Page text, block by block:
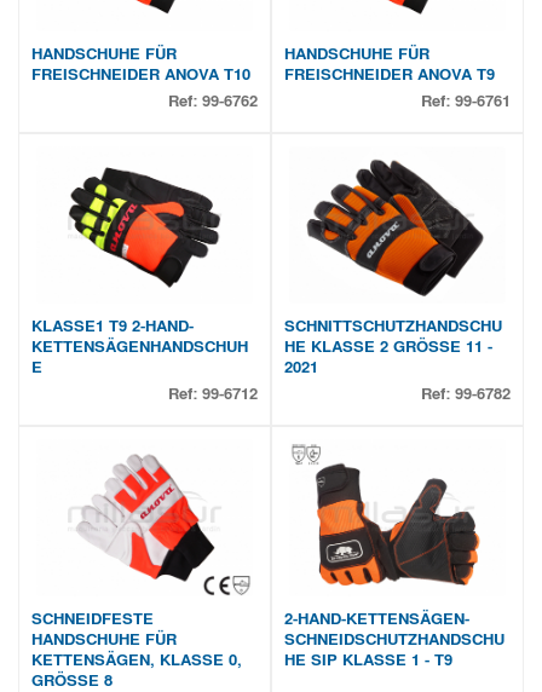
HANDSCHUHE FÜR
FREISCHNEIDER ANOVA T10
Ref: 99-6762
HANDSCHUHE FÜR
FREISCHNEIDER ANOVA T9
Ref: 99-6761
KLASSE1 T9 2-HAND-
KETTENSÄGENHANDSCHUH
E
Ref: 99-6712
SCHNITTSCHUTZHANDSCHU
HE KLASSE 2 GRÖSSE 11 -
2021
Ref: 99-6782
SCHNEIDFESTE
HANDSCHUHE FÜR
KETTENSÄGEN, KLASSE 0,
GRÖSSE 8
2-HAND-KETTENSÄGEN-
SCHNEIDSCHUTZHANDSCHU
HE SIP KLASSE 1 - T9